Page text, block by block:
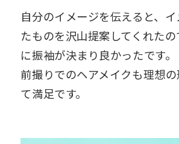
自分のイメージを伝えると、
たものを沢山提案してくれた
に振袖が決まり良かったです。
前撮りでのヘアメイクも理想
て満足です。